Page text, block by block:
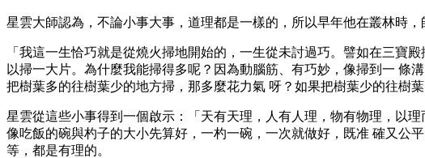
星雲大師認為，不論小事大事，道理都是一樣的，所以早年他在叢林時
「我這一生恰巧就是從燒火掃地開始的，一生從未討過巧。譬如在三寶
以掃一大片。為什麼我能掃得多呢？因為動腦筋、有巧妙，像掃到一
把樹葉多的往樹葉少的地方掃，那多麼花力氣 呀？如果把樹葉少的往樹
星雲從這些小事得到一個啟示：「天有天理，人有人理，物有物理，以
像吃飯的碗與杓子的大小先算好，一杓一碗，一次就做好，既准 確又公
等，都是有理的。